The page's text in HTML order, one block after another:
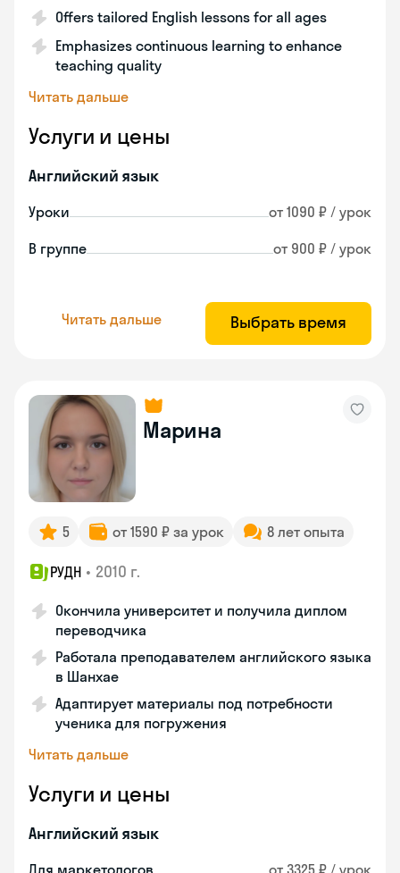
Offers tailored English lessons for all ages
Emphasizes continuous learning to enhance
teaching quality
Читать дальше
Услуги и цены
Английский язык
Уроки от 1090 ₽ / урок
В группе от 900 ₽ / урок
Читать дальше Выбрать время
Марина
5 от 1590 ₽ за урок 8 лет опыта
РУДН • 2010 г.
Окончила университет и получила диплом
переводчика
Работала преподавателем английского языка
в Шанхае
Адаптирует материалы под потребности
ученика для погружения
Читать дальше
Услуги и цены
Английский язык
Для маркетологов от 3325 ₽ / урок